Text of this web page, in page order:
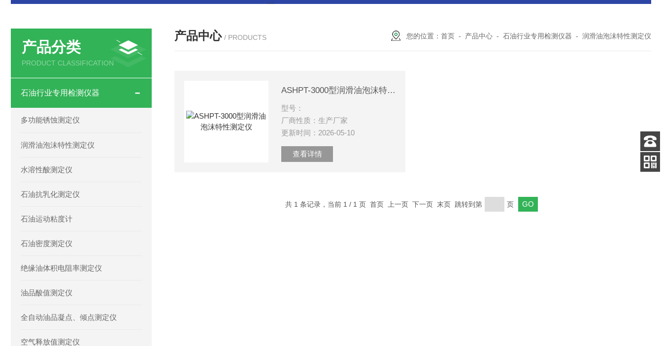
产品分类
PRODUCT CLASSIFICATION
石油行业专用检测仪器
多功能锈蚀测定仪
润滑油泡沫特性测定仪
水溶性酸测定仪
石油抗乳化测定仪
石油运动粘度计
石油密度测定仪
绝缘油体积电阻率测定仪
油品酸值测定仪
全自动油品凝点、倾点测定仪
空气释放值测定仪
产品中心 / PRODUCTS 您的位置： 首页 - 产品中心 - 石油行业专用检测仪器 - 润滑油泡沫特性测定仪
ASHPT-3000型润滑油泡沫特性测定仪
型号：
厂商性质：生产厂家
更新时间：2026-05-10
查看详情
共 1 条记录，当前 1 / 1 页 首页 上一页 下一页 末页 跳转到第 页
客服
电话